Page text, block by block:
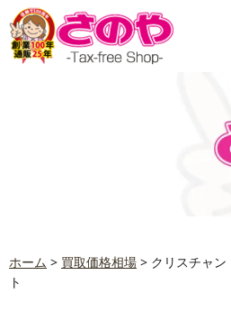
ホーム > 買取価格相場 > クリスチャ
ト